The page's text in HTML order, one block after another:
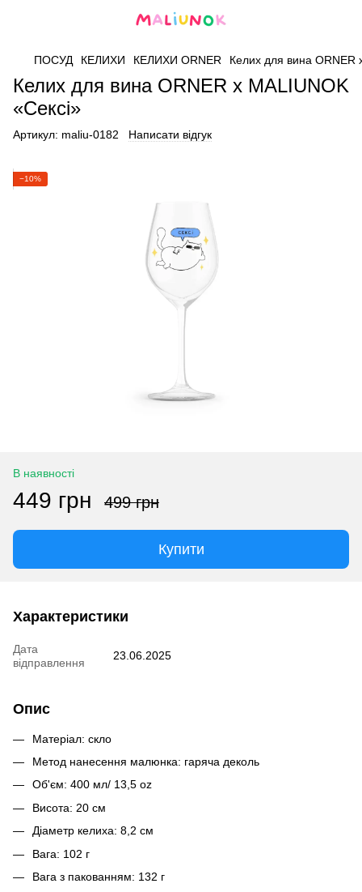
ПОСУД КЕЛИХИ КЕЛИХИ ORNER Келих для вина ORNER
Келих для вина ORNER х MALIUNOK
«Сексі»
Артикул: maliu-0182 Написати відгук
−10%
В наявності
449 грн 499 грн
Купити
Характеристики
Дата
відправлення
23.06.2025
Опис
Матеріал: скло
Метод нанесення малюнка: гаряча деколь
Об'єм: 400 мл/ 13,5 oz
Висота: 20 см
Діаметр келиха: 8,2 см
Вага: 102 г
Вага з пакованням: 132 г